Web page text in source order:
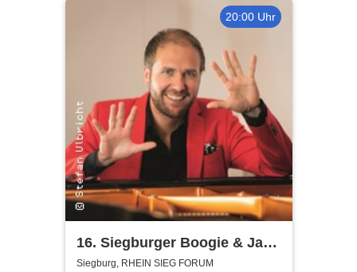
20:00 Uhr
16. Siegburger Boogie & Jazz
Night
Siegburg, RHEIN SIEG FORUM